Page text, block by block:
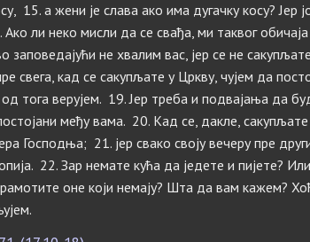
15. а жени је слава ако има дугачку косу? Јер
ли неко мисли да се свађа, ми таквог
заповедајући не хвалим вас, јер се не
свега, кад се сакупљате у Цркву, чујем да
тога верујем. 19. Јер треба и подвајања да
међу вама. 20. Кад се, дакле,
Господња; 21. јер свако своју вечеру пре
22. Зар немате кућа да једете и пијете? Или
оне који немају? Шта да вам кажем?